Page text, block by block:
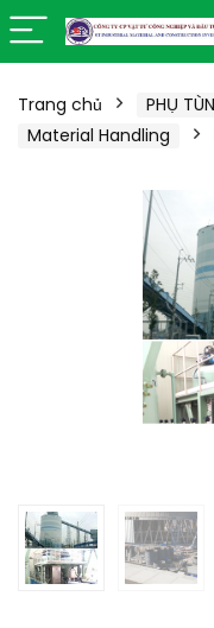
Trang chủ
PHỤ
Material Handling